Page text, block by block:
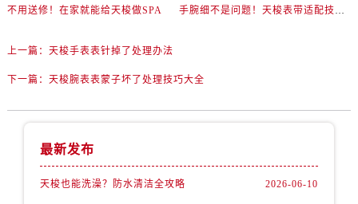
不用送修！在家就能给天梭做SPA
手腕细不是问题！天梭表带适配技巧一次讲透
上一篇： 天梭手表表针掉了处理办法
下一篇： 天梭腕表表蒙子坏了处理技巧大全
最新发布
天梭也能洗澡？防水清洁全攻略 2026-06-10